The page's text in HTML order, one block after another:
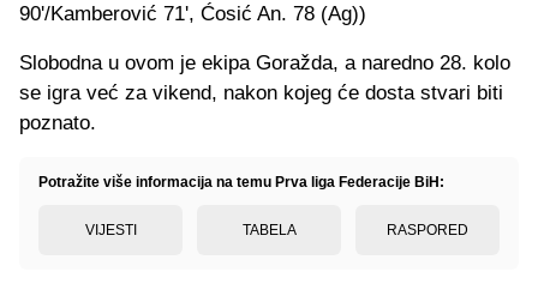
90'/Kamberović 71', Ćosić An. 78 (Ag))
Slobodna u ovom je ekipa Goražda, a naredno 28. kolo
se igra već za vikend, nakon kojeg će dosta stvari biti
poznato.
Potražite više informacija na temu Prva liga Federacije BiH:
VIJESTI TABELA RASPORED